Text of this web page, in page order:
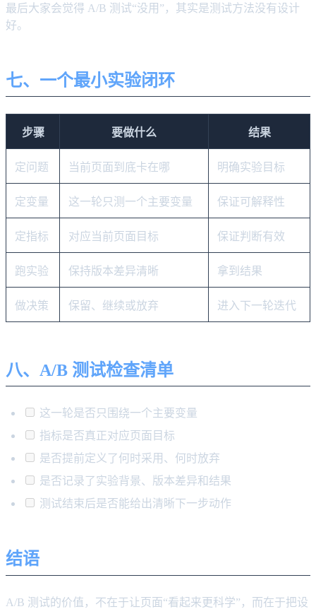
最后大家会觉得 A/B 测试“没用”，其实是测试方法没有设计
好。
七、一个最小实验闭环
步骤 要做什么 结果
定问题 当前页面到底卡在哪 明确实验目标
定变量 这一轮只测一个主要变量 保证可解释性
定指标 对应当前页面目标 保证判断有效
跑实验 保持版本差异清晰 拿到结果
做决策 保留、继续或放弃 进入下一轮迭代
八、A/B 测试检查清单
这一轮是否只围绕一个主要变量
指标是否真正对应页面目标
是否提前定义了何时采用、何时放弃
是否记录了实验背景、版本差异和结果
测试结束后是否能给出清晰下一步动作
结语
A/B 测试的价值，不在于让页面“看起来更科学”，而在于把设